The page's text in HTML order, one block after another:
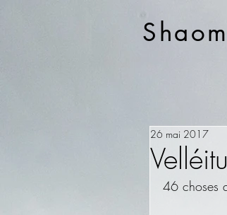
26 mai 2017
46 choses